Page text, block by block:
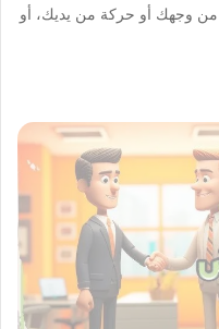
من وجهك أو حركة من يديك، أو